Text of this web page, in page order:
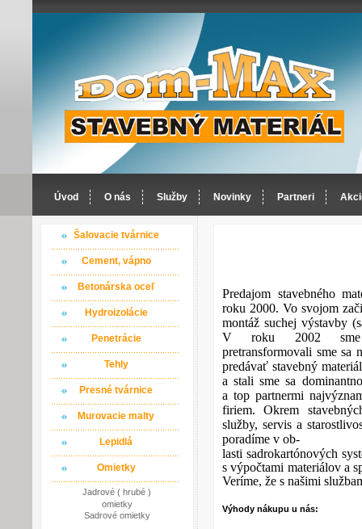
Úvod O nás Služby Novinky Partneri
Šalovacie tvárnice
Cement, vápno
Betonárska oceľ
Hydroizolácie
Penetrácie
Tehly
Presné tvárnice
Murovacie malty
Lepidlá
Omietky
Jadrové ( hrubé )
omietky
Sadrové omietky
Predajom stavebného
roku 2000. Vo svojom
montáž suchej výstavby
V roku 2002 sme
pretransformovali sme sa
predávať stavebný
a stali sme sa
a top partnermi
firiem. Okrem
služby, servis a
poradíme v ob-
lasti sadrokartónových
s výpočtami materiálov a
Veríme, že s našimi
Výhody nákupu u nás: